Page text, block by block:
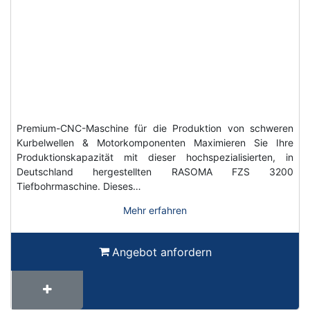
Premium-CNC-Maschine für die Produktion von schweren
Kurbelwellen & Motorkomponenten Maximieren Sie Ihre
Produktionskapazität mit dieser hochspezialisierten, in
Deutschland hergestellten RASOMA FZS 3200
Tiefbohrmaschine. Dieses…
Mehr erfahren
Angebot anfordern